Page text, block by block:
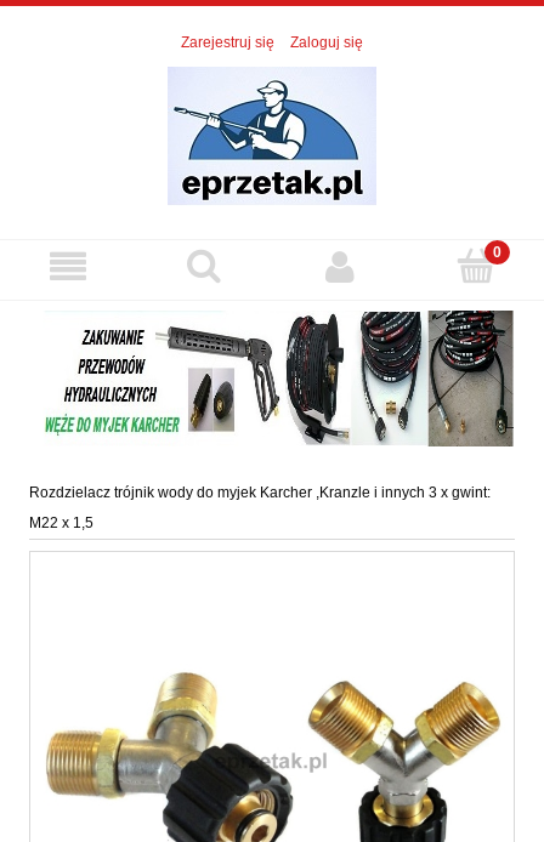
Zarejestruj się Zaloguj się
Rozdzielacz trójnik wody do myjek Karcher ,Kranzle i innych 3 x gwint:
M22 x 1,5